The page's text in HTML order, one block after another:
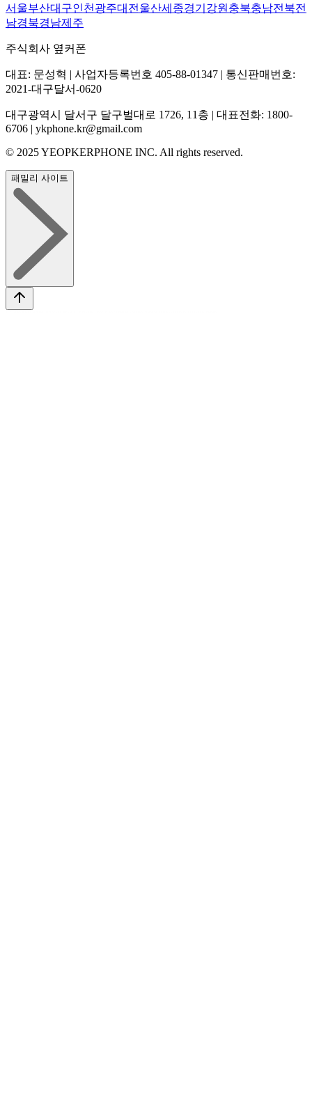
서울부산대구인천광주대전울산세종경기 강원충북충남전북전
남경북경남제주
주식회사 옆커폰
대표: 문성혁 | 사업자등록번호 405-88-01347 | 통신판매번호:
2021-대구달서-0620
대구광역시 달서구 달구벌대로 1726, 11층 | 대표전화: 1800-
6706 | ykphone.kr@gmail.com
© 2025 YEOPKERPHONE INC. All rights reserved.
패밀리 사이트